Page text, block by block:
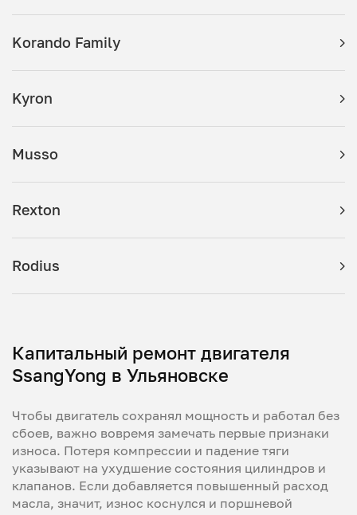
Korando Family
Kyron
Musso
Rexton
Rodius
Капитальный ремонт двигателя
SsangYong в Ульяновске
Чтобы двигатель сохранял мощность и работал без
сбоев, важно вовремя замечать первые признаки
износа. Потеря компрессии и падение тяги
указывают на ухудшение состояния цилиндров и
клапанов. Если добавляется повышенный расход
масла, значит, износ коснулся и поршневой